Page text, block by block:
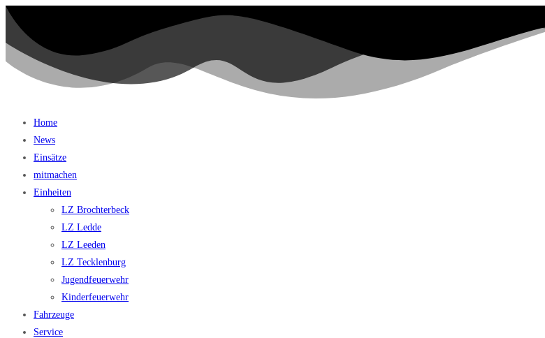
Home
News
Einsätze
mitmachen
Einheiten
LZ Brochterbeck
LZ Ledde
LZ Leeden
LZ Tecklenburg
Jugendfeuerwehr
Kinderfeuerwehr
Fahrzeuge
Service